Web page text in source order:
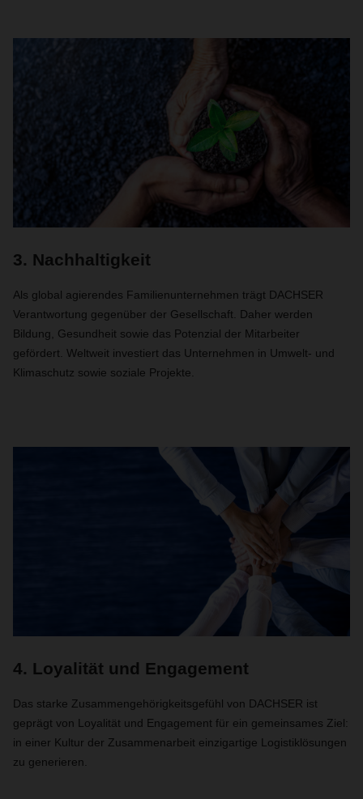
3. Nachhaltigkeit
Als global agierendes Familienunternehmen trägt DACHSER
Verantwortung gegenüber der Gesellschaft. Daher werden
Bildung, Gesundheit sowie das Potenzial der Mitarbeiter
gefördert. Weltweit investiert das Unternehmen in Umwelt- und
Klimaschutz sowie soziale Projekte.
4. Loyalität und Engagement
Das starke Zusammengehörigkeitsgefühl von DACHSER ist
geprägt von Loyalität und Engagement für ein gemeinsames Ziel:
in einer Kultur der Zusammenarbeit einzigartige Logistiklösungen
zu generieren.